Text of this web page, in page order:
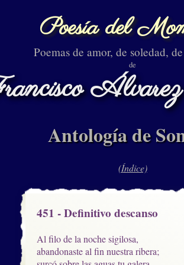
Poesía del
Poemas de amor, de soledad,
de
Antología de
(Índice)
451 - Definitivo descanso
Al filo de la noche sigilosa,
abandonaste al fin nuestra ribera;